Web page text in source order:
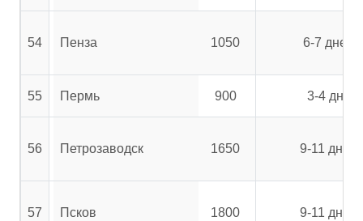
54 Пенза 1050 6-7 дней
55 Пермь 900 3-4 дня
56 Петрозаводск 1650 9-11 дней
57 Псков 1800 9-11 дней